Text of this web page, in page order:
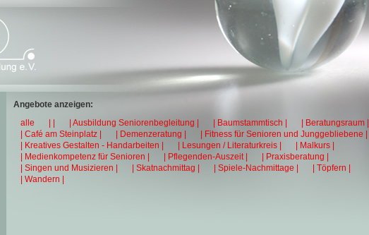
Angebote anzeigen:
alle
| | | Ausbildung Seniorenbegleitung | | Baumstammtisch |
| Beratungsraum |
| Café am Steinplatz |
| Demenzeratung |
| Fitness für Senioren und Junggebliebene |
| Kreatives Gestalten - Handarbeiten |
| Lesungen / Literaturkreis |
| Malkurs |
| Medienkompetenz für Senioren |
| Pflegenden-Auszeit |
| Praxisberatung |
| Singen und Musizieren |
| Skatnachmittag | | Spiele-Nachmittage |
| Töpfern |
| Wandern |